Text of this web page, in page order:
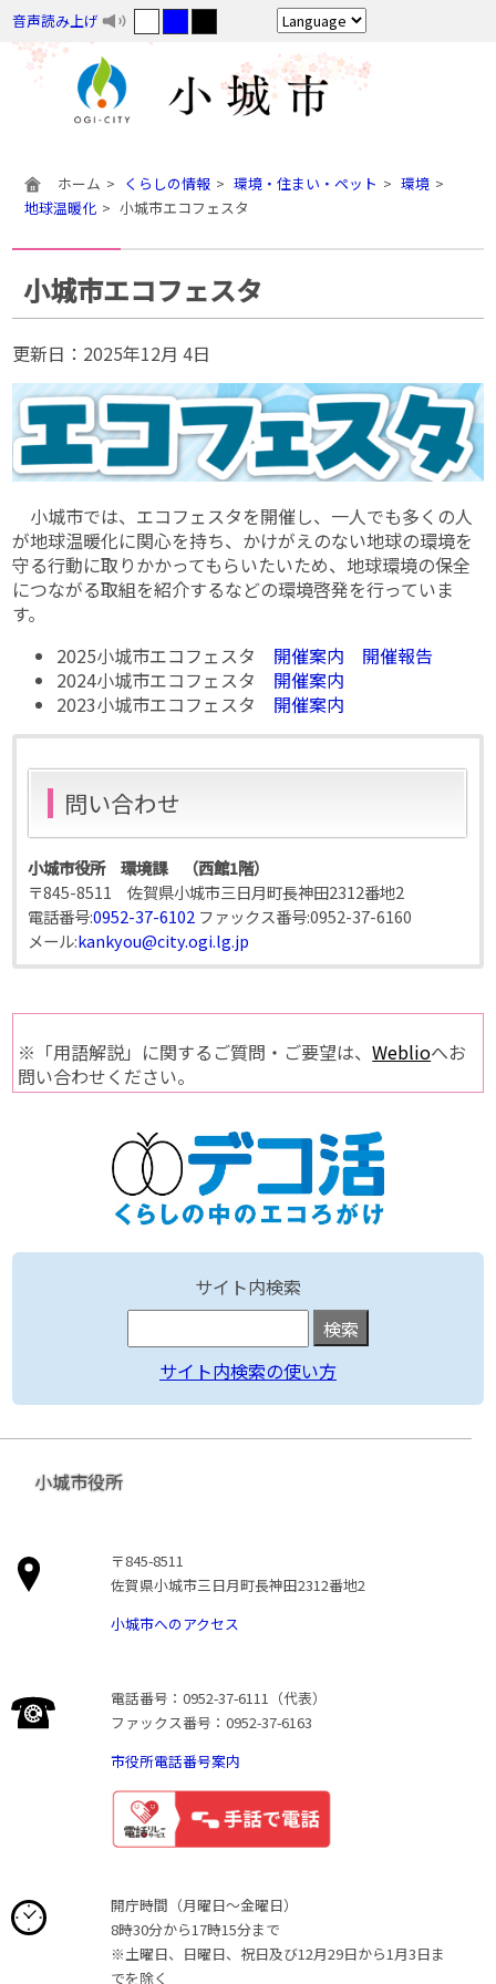
音声読み上げ
ホーム くらしの情報 環境・住まい・ペット
環境
地球温暖化
小城市エコフェスタ
小城市エコフェスタ
更新日： 2025年12月 4日
小城市では、エコフェスタを開催し、一人でも多くの人
が地球温暖化に関心を持ち、かけがえのない地球の環境を
守る行動に取りかかってもらいたいため、地球環境の保全
につながる取組を紹介するなどの環境啓発を行っていま
す。
2025小城市エコフェスタ 開催案内
開催報告
2024小城市エコフェスタ 開催案内
2023小城市エコフェスタ 開催案内
問い合わせ
小城市役所 環境課 （西館1階）
〒845-8511 佐賀県小城市三日月町長神田2312番地2
電話番号:0952-37-6102 ファックス番号:0952-37-6160
メール:kankyou@city.ogi.lg.jp
※「用語解説」に関するご質問・ご要望は、Weblioへお
問い合わせください。
サイト内検索
サイト内検索の使い方
小城市役所
〒845-8511
佐賀県小城市三日月町長神田2312番地2
小城市へのアクセス
電話番号：0952-37-6111（代表）
ファックス番号：0952-37-6163
市役所電話番号案内
開庁時間（月曜日〜金曜日）
8時30分から17時15分まで
※土曜日、日曜日、祝日及び12月29日から1月3日ま
でを除く